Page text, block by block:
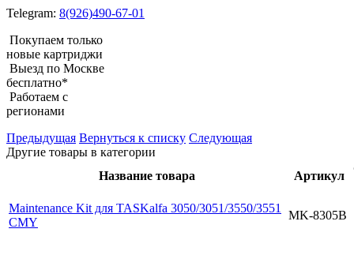
Telegram: 8(926)490-67-01
Покупаем только
новые картриджи
Выезд по Москве
бесплатно*
Работаем с
регионами
Предыдущая Вернуться к списку Следующая
Другие товары в категории
Название товара
Артикул
Maintenance Kit для TASKalfa 3050/3051/3550/3551
CMY
MK-8305B